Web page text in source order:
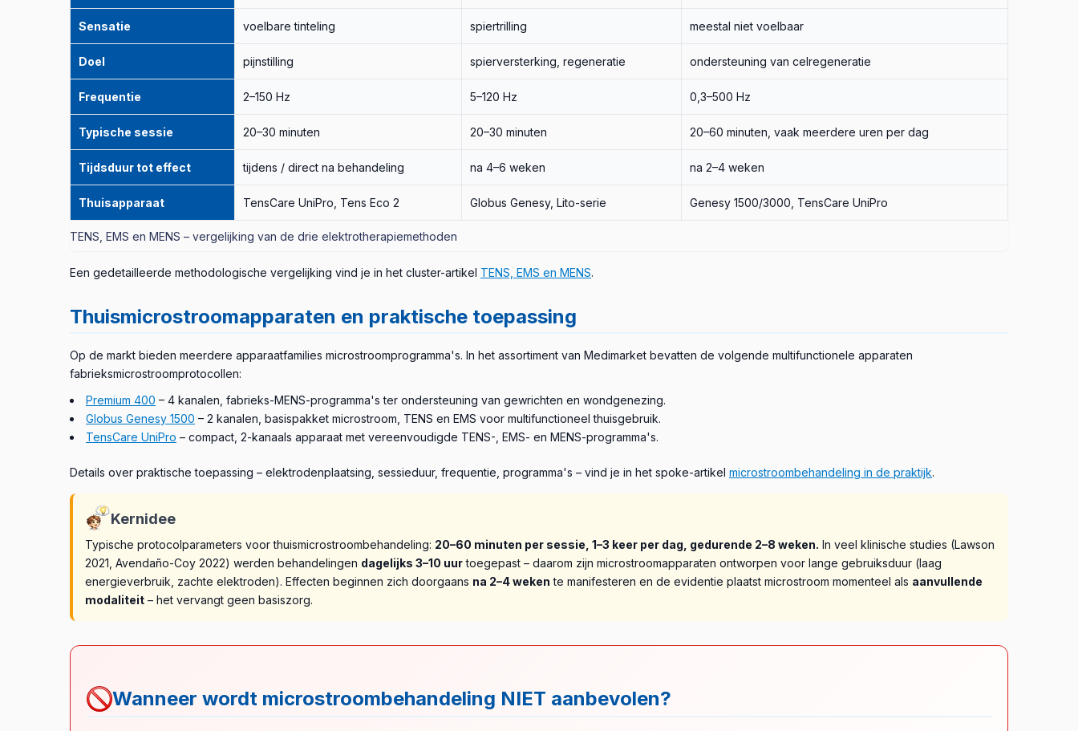
TENS, EMS en MENS – vergelijking van de drie elektrotherapiemethoden
Sensatie voelbare tinteling spiertrilling meestal niet voelbaar
Doel pijnstilling spierversterking, regeneratie ondersteuning van celregeneratie
Frequentie 2–150 Hz 5–120 Hz 0,3–500 Hz
Typische sessie 20–30 minuten 20–30 minuten 20–60 minuten, vaak meerdere uren per dag
Tijdsduur tot effect tijdens / direct na behandeling na 4–6 weken na 2–4 weken
Thuisapparaat TensCare UniPro, Tens Eco 2 Globus Genesy, Lito-serie Genesy 1500/3000, TensCare UniPro
Een gedetailleerde methodologische vergelijking vind je in het cluster-artikel TENS, EMS en MENS.
Thuismicrostroomapparaten en praktische toepassing
Op de markt bieden meerdere apparaatfamilies microstroomprogramma's. In het assortiment van Medimarket bevatten de volgende multifunctionele apparaten
fabrieksmicrostroomprotocollen:
Premium 400 – 4 kanalen, fabrieks-MENS-programma's ter ondersteuning van gewrichten en wondgenezing.
Globus Genesy 1500 – 2 kanalen, basispakket microstroom, TENS en EMS voor multifunctioneel thuisgebruik.
TensCare UniPro – compact, 2-kanaals apparaat met vereenvoudigde TENS-, EMS- en MENS-programma's.
Details over praktische toepassing – elektrodenplaatsing, sessieduur, frequentie, programma's – vind je in het spoke-artikel microstroombehandeling in de praktijk.
Kernidee
Typische protocolparameters voor thuismicrostroombehandeling: 20–60 minuten per sessie, 1–3 keer per dag, gedurende 2–8 weken. In veel klinische studies (Lawson
2021, Avendaño-Coy 2022) werden behandelingen dagelijks 3–10 uurtoegepast – daarom zijn microstroomapparaten ontworpen voor lange gebruiksduur (laag
energieverbruik, zachte elektroden). Effecten beginnen zich doorgaans na 2–4 weken te manifesteren en de evidentie plaatst microstroom momenteel als aanvullende
modaliteit – het vervangt geen basiszorg.
Wanneer wordt microstroombehandeling NIET aanbevolen?